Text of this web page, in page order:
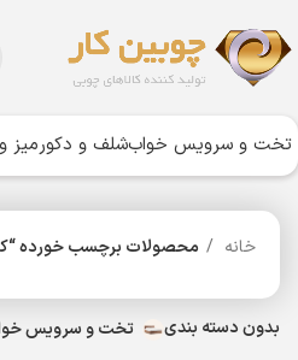
تخت و سرویس خوابشلف و دکورمیز
خانه محصولات برچسب خورده
بدون دسته بندی تخت و سرویس